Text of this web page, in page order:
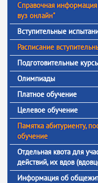
Справочная
вуз онлайн"
Вступительные
Расписание
Подготовительные
Олимпиады
Платное обучение
Целевое обучение
Памятка абитуриенту,
обучение
Отдельная квота для
действий, их вдов
Информация об